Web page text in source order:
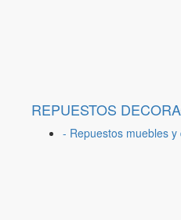
REPUESTOS
- Repuestos muebles y